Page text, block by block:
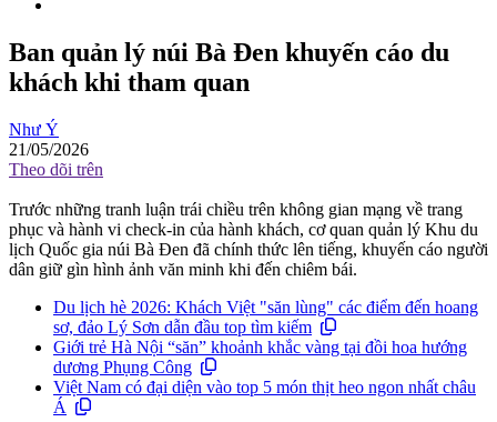
Ban quản lý núi Bà Đen khuyến cáo du
khách khi tham quan
Như Ý
21/05/2026
Theo dõi trên
Trước những tranh luận trái chiều trên không gian mạng về trang
phục và hành vi check-in của hành khách, cơ quan quản lý Khu du
lịch Quốc gia núi Bà Đen đã chính thức lên tiếng, khuyến cáo người
dân giữ gìn hình ảnh văn minh khi đến chiêm bái.
Du lịch hè 2026: Khách Việt "săn lùng" các điểm đến hoang
sơ, đảo Lý Sơn dẫn đầu top tìm kiếm
Giới trẻ Hà Nội “săn” khoảnh khắc vàng tại đồi hoa hướng
dương Phụng Công
Việt Nam có đại diện vào top 5 món thịt heo ngon nhất châu
Á